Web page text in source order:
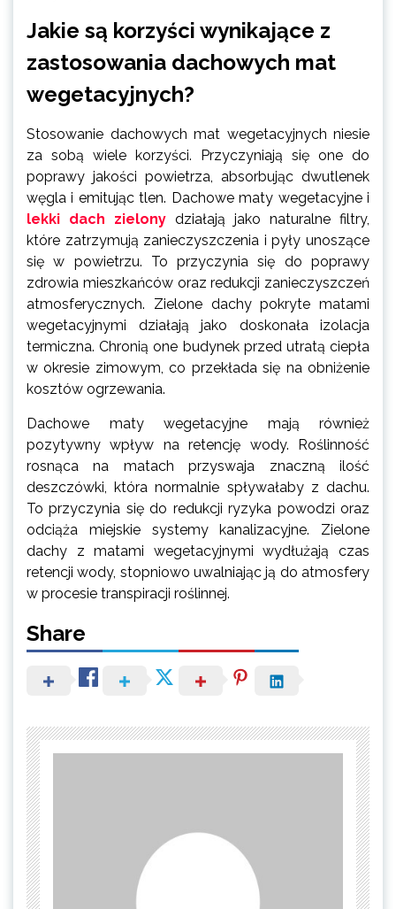
Jakie są korzyści wynikające z
zastosowania dachowych mat
wegetacyjnych?
Stosowanie dachowych mat wegetacyjnych niesie
za sobą wiele korzyści. Przyczyniają się one do
poprawy jakości powietrza, absorbując dwutlenek
węgla i emitując tlen. Dachowe maty wegetacyjne i
lekki dach zielony działają jako naturalne filtry,
które zatrzymują zanieczyszczenia i pyły unoszące
się w powietrzu. To przyczynia się do poprawy
zdrowia mieszkańców oraz redukcji zanieczyszczeń
atmosferycznych. Zielone dachy pokryte matami
wegetacyjnymi działają jako doskonała izolacja
termiczna. Chronią one budynek przed utratą ciepła
w okresie zimowym, co przekłada się na obniżenie
kosztów ogrzewania.
Dachowe maty wegetacyjne mają również
pozytywny wpływ na retencję wody. Roślinność
rosnąca na matach przyswaja znaczną ilość
deszczówki, która normalnie spływałaby z dachu.
To przyczynia się do redukcji ryzyka powodzi oraz
odciąża miejskie systemy kanalizacyjne. Zielone
dachy z matami wegetacyjnymi wydłużają czas
retencji wody, stopniowo uwalniając ją do atmosfery
w procesie transpiracji roślinnej.
Share